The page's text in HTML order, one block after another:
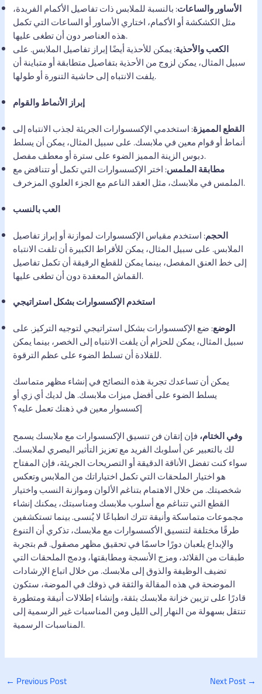
الأساور والساعات: بالنسبة للملابس ذات تفاصيل الأكمام الفريدة،
مثل الكشكشة أو الأكمام، اختاري الأساور أو الساعات التي تكمل
هذه العناصر دون أن تطغى عليها.
الكعب والأحذية: يمكن للأحذية أيضًا إبراز تفاصيل الملابس. على
سبيل المثال، يمكن لزوج من الأحذية بتفاصيل متطابقة أو متباينة أن
يلفت الانتباه إلى حاشية التنورة أو طولها.
إبراز الأنماط والقوام
القطع المميزة: استخدمي الإكسسوارات الجريئة لجذب الانتباه إلى
أنماط أو قوام معين في ملابسك. على سبيل المثال، يمكن أن يسلط
دبوس الزينة المميز الضوء على سترة أو معطف مفصل.
مطابقة الملمس: اختر الإكسسوارات التي تكمل أو تتناقض مع
الملمس في ملابسك، مثل العقد الناعم مع الجزء العلوي المزخرف.
العب بالنسب
الحجم: استخدم مقياس الإكسسوارات لموازنة أو إبراز تفاصيل
الملابس. على سبيل المثال، يمكن للأقراط الكبيرة أن تلفت الانتباه
إلى خط العنق المفصل، بينما يمكن للقطع الرقيقة أن تكمل تفاصيل
القماش المعقدة دون أن تطغى عليها.
استخدم الإكسسوارات بشكل استراتيجي
الوضع: ضع الإكسسوارات بشكل استراتيجي لتوجيه التركيز. على
سبيل المثال، يمكن للحزام أن يلفت الانتباه إلى الخصر، بينما يمكن
للقلادة أن تسلط الضوء على عظم الترقوة.
يمكن أن تساعدك تجربة هذه النصائح في إنشاء مظهر متماسك
يسلط الضوء على أفضل ميزات ملابسك. هل لديك أي زي أو
إكسسوار معين في ذهنك تعمل عليه؟
وفي الختام،فإن إتقان فن تنسيق الإكسسوارات مع ملابسك يسمح
لك بالتعبير عن أسلوبك الفريد مع تعزيز التأثير البصري لملابسك.
سواء كنت تفضل الأناقة الدقيقة أو التصريحات الجريئة، فإن المفتاح
هو اختيار الملحقات التي تكمل اختياراتك من الملابس وتعكس
شخصيتك. من خلال الاهتمام بتناغم الألوان وموازنة النسب واختيار
القطع التي تتناغم مع أسلوب ملابسك ومناسبتك، يمكنك إنشاء
مجموعات متماسكة وأنيقة تترك انطباعًا لا يُنسى. بينما تستكشفين
طرقًا مختلفة لتنسيق الأكسسوارات مع ملابسك، تذكري أن التنوع
والإبداع يلعبان دورًا حاسمًا في تحقيق مظهر مصقول. قم بتجربة
طبقات من القلائد، ومزج الأنسجة ومطابقتها، ودمج الملحقات التي
تضيف الوظيفة والذوق إلى ملابسك. من خلال اتباع الإرشادات
الموضحة في هذه المقالة والثقة في ذوقك في الموضة، ستكون
قادرًا على تزيين خزانة ملابسك بثقة، وإنشاء إطلالات أنيقة ومتطورة
تنتقل بسهولة من النهار إلى الليل ومن المناسبات غير الرسمية إلى
المناسبات الرسمية.
← Previous Post Next Post →